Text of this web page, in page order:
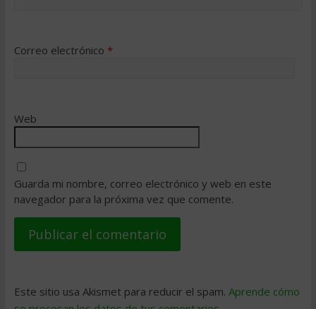
Correo electrónico *
Web
Guarda mi nombre, correo electrónico y web en este
navegador para la próxima vez que comente.
Este sitio usa Akismet para reducir el spam. Aprende cómo